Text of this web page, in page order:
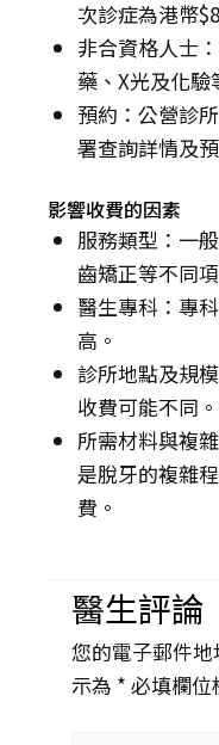
次診症為港幣
非合資格人士
藥、X光及化驗
預約：公營診
署查詢詳情及
影響收費的因素
服務類型：一
齒矯正等不同
醫生專科：專
高。
診所地點及規
收費可能不同。
所需材料與複
是脫牙的複雜
費。
醫生評論
您的電子郵件
示為 * 必填欄位